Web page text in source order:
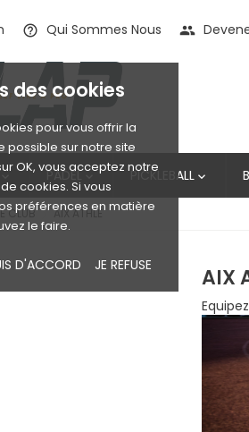
des cookies
pour vous offrir la
possible sur notre site
OK, vous acceptez notre
cookies. Si vous
préférences en matière
le faire.
D'ACCORD JE REFUSE
help_outline Qui Sommes Nous people
PADEL PICKLEBALL 
CLUB AIX ATHLE
AIX